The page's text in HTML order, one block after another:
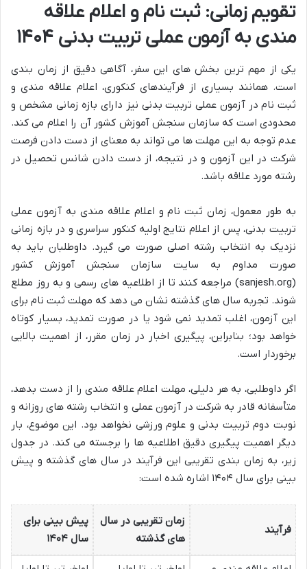
تقویم زمانی: ثبت نام و اعلام علاقه
مندی به آزمون عملی تربیت بدنی ۱۴۰۴
یکی از مهم ترین بخش های این سفر، آگاهی دقیق از زمان بندی
است. همانند بسیاری از فرآیندهای کنکوری، اعلام علاقه مندی و
ثبت نام در آزمون عملی تربیت بدنی نیز دارای بازه زمانی مشخص و
محدودی است که سازمان سنجش آموزش کشور آن را اعلام می کند.
عدم توجه به این مهلت ها می تواند به معنای از دست دادن فرصت
شرکت در این آزمون و در نتیجه، از دست دادن شانس تحصیل در
رشته مورد علاقه باشد.
به طور معمول، زمان ثبت نام و اعلام علاقه مندی به آزمون عملی
تربیت بدنی، پس از اعلام نتایج اولیه کنکور سراسری و در بازه زمانی
نزدیک به انتخاب رشته اصلی صورت می گیرد. داوطلبان باید به
صورت مداوم به سایت سازمان سنجش آموزش کشور
(sanjesh.org) مراجعه کنند تا از اطلاعیه های رسمی و به روز مطلع
شوند. تجربه سال های گذشته نشان می دهد که مهلت ثبت نام برای
این آزمون، اغلب تمدید نمی شود یا در صورت تمدید، بسیار کوتاه
خواهد بود؛ بنابراین، پیگیری اخبار در زمان مقرر، از اهمیت بالایی
برخوردار است.
اگر داوطلبی، به هر دلیلی، مهلت اعلام علاقه مندی را از دست بدهد،
متأسفانه قادر به شرکت در آزمون عملی و انتخاب رشته های روزانه و
نوبت دوم تربیت بدنی و علوم ورزشی نخواهد بود. این موضوع، بار
دیگر اهمیت پیگیری دقیق اطلاعیه ها را برجسته می کند. در جدول
زیر، به زمان بندی تقریبی این فرآیند در سال های گذشته و پیش
بینی برای سال ۱۴۰۴ اشاره شده است:
فرآیند
زمان تقریبی در سال
های گذشته
پیش بینی برای
سال ۱۴۰۴